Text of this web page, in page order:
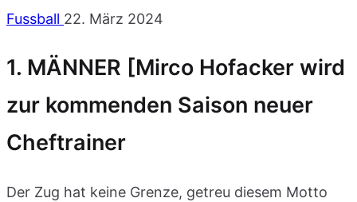
Fussball 22. März 2024
1. MÄNNER [Mirco Hofacker wird
zur kommenden Saison neuer
Cheftrainer
Der Zug hat keine Grenze, getreu diesem Motto